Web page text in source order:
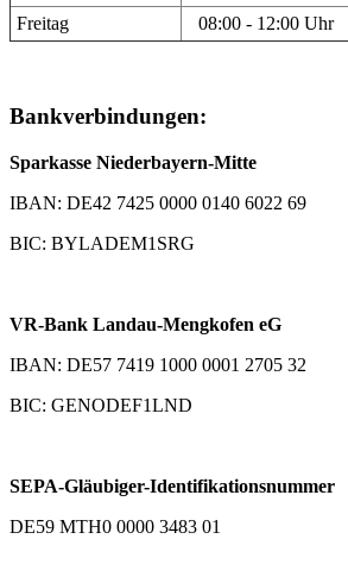
Freitag
08:00 - 12:00 Uhr
Bankverbindungen:
Sparkasse Niederbayern-Mitte
IBAN: DE42 7425 0000 0140 6022 69
BIC: BYLADEM1SRG
VR-Bank Landau-Mengkofen eG
IBAN: DE57 7419 1000 0001 2705 32
BIC: GENODEF1LND
SEPA-Gläubiger-Identifikationsnummer
DE59 MTH0 0000 3483 01